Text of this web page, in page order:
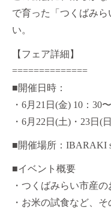
で育った「つくばみ
い。
【フェア詳細】
==============
■開催日時：
・6月21日(金) 10：30
・6月22日(土)・23日(
■開催場所：IBARAKI
■イベント概要
・つくばみらい市産
・お米の試食など、そ